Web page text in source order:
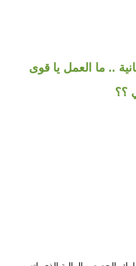
.. ما العمل يا قوى
؟؟